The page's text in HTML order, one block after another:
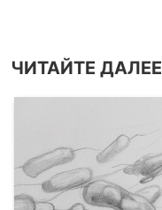
ЧИТАЙТЕ ДАЛЕЕ